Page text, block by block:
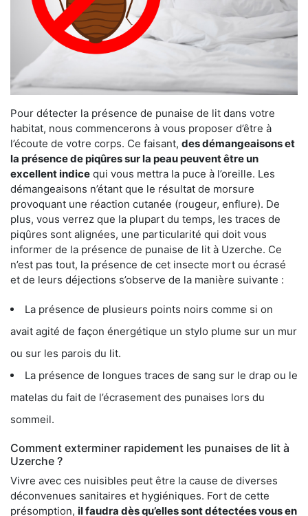
Pour détecter la présence de punaise de lit dans votre
habitat, nous commencerons à vous proposer d’être à
l’écoute de votre corps. Ce faisant, des démangeaisons et
la présence de piqûres sur la peau peuvent être un
excellent indice qui vous mettra la puce à l’oreille. Les
démangeaisons n’étant que le résultat de morsure
provoquant une réaction cutanée (rougeur, enflure). De
plus, vous verrez que la plupart du temps, les traces de
piqûres sont alignées, une particularité qui doit vous
informer de la présence de punaise de lit à Uzerche. Ce
n’est pas tout, la présence de cet insecte mort ou écrasé
et de leurs déjections s’observe de la manière suivante :
La présence de plusieurs points noirs comme si on
avait agité de façon énergétique un stylo plume sur un mur
ou sur les parois du lit.
La présence de longues traces de sang sur le drap ou le
matelas du fait de l’écrasement des punaises lors du
sommeil.
Comment exterminer rapidement les punaises de lit à
Uzerche ?
Vivre avec ces nuisibles peut être la cause de diverses
déconvenues sanitaires et hygiéniques. Fort de cette
présomption, il faudra dès qu’elles sont détectées vous en